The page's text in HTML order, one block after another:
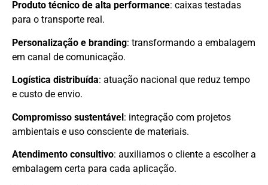
Produto técnico de alta performance: caixas testadas
para o transporte real.
Personalização e branding: transformando a embalagem
em canal de comunicação.
Logística distribuída: atuação nacional que reduz tempo
e custo de envio.
Compromisso sustentável: integração com projetos
ambientais e uso consciente de materiais.
Atendimento consultivo: auxiliamos o cliente a escolher a
embalagem certa para cada aplicação.